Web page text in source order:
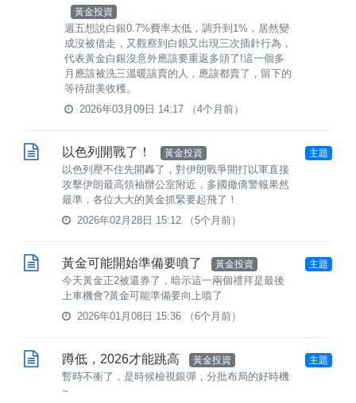
黃金投資
週五想說白銀0.7%費率太低，調升到1%，居然變
成沒被借走，又觀察到白銀又出現三次插針行為，
代表黃金白銀沒意外應該要重返多頭了!這一個多
月應該被洗三溫暖該賣的人，應該都賣了，留下的
等待甜美收穫。
2026年03月09日 14:17
（4个月前）
以色列開戰了！ 黃金投資
以色列壓不住先開轟了，對伊朗戰爭開打以軍直接
攻擊伊朗最高領袖辦公室附近，多國撤僑警報果然
最準，各位大大的黃金抓緊要起飛了！
2026年02月28日 15:12
（5个月前）
主題
黃金可能開始準備要噴了 黃金投資
今天黃金正2被還券了，暗示這一兩個禮拜是最後
上車機會?黃金可能準備要向上噴了
2026年01月08日 15:36
（6个月前）
主題
蹲低，2026才能跳高 黃金投資
暫時不衝了，是時候檢視銀彈，分批布局的好時機
~
主題